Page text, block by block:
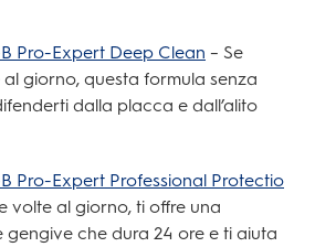
Pro-Expert Deep Clean – Se
giorno, questa formula senza
dalla placca e dall’alito
Pro-Expert Professional Protectio
volte al giorno, ti offre una
gengive che dura 24 ore e ti aiuta